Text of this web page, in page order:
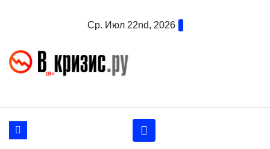
Ср. Июл 22nd, 2026